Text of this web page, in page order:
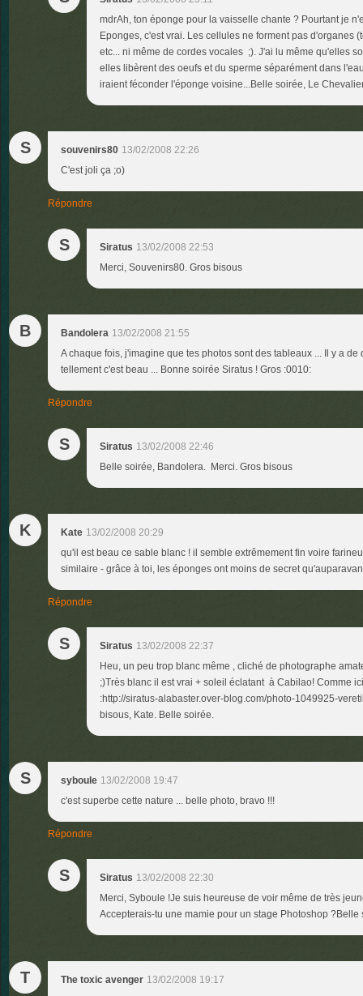
mdrAh, ton éponge pour la vaisselle chante ? Pourtant je
Eponges, c'est vrai. Les cellules ne forment pas d'organes
etc... ni même de cordes vocales ;). J'ai lu même qu'elles
elles libèrent des oeufs et du sperme séparément dans
iraient féconder l'éponge voisine...Belle soirée, Le
S souvenirs80 13/02/2008 22:26
C'est joli ça ;o)
Répondre
S Siratus 13/02/2008 22:53
Merci, Souvenirs80. Gros bisous
B Bandolera 13/02/2008 21:55
A chaque fois, j'imagine que tes photos sont des tableaux ... Il y a
tellement c'est beau ... Bonne soirée Siratus ! Gros :0010:
Répondre
S Siratus 13/02/2008 22:46
Belle soirée, Bandolera. Merci. Gros bisous
K Kate 13/02/2008 20:29
qu'il est beau ce sable blanc ! il semble extrêmement fin voire
similaire - grâce à toi, les éponges ont moins de secret
Répondre
S Siratus 13/02/2008 22:37
Heu, un peu trop blanc même , cliché de photographe
;)Très blanc il est vrai + soleil éclatant à Cabilao! Comme
:http://siratus-alabaster.over-blog.com/photo-1049925-
bisous, Kate. Belle soirée.
S syboule 13/02/2008 19:47
c'est superbe cette nature ... belle photo, bravo !!!
Répondre
S Siratus 13/02/2008 22:30
Merci, Syboule !Je suis heureuse de voir même de très
Accepterais-tu une mamie pour un stage Photoshop ?Belle
T The toxic avenger 13/02/2008 19:17